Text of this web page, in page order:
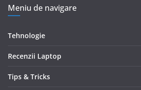
Meniu de navigare
Tehnologie
Recenzii Laptop
Tips & Tricks